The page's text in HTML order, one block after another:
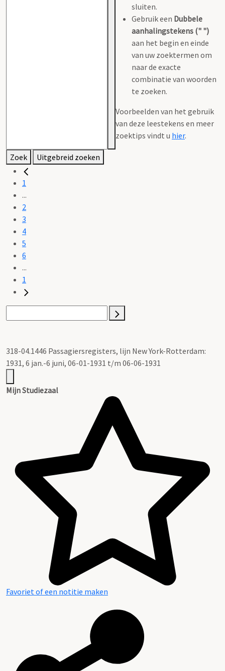
sluiten.
Gebruik een Dubbele
aanhalingstekens (" ")
aan het begin en einde
van uw zoektermen om
naar de exacte
combinatie van woorden
te zoeken.
Voorbeelden van het gebruik
van deze leestekens en meer
zoektips vindt u hier.
Zoek Uitgebreid zoeken
1
...
2
3
4
5
6
...
1
318-04.1446 Passagiersregisters, lijn New York-Rotterdam:
1931, 6 jan.-6 juni, 06-01-1931 t/m 06-06-1931
Mijn Studiezaal
Favoriet of een notitie maken